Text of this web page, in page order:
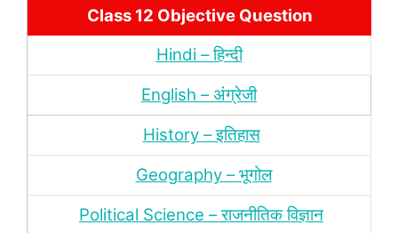
Class 12 Objective Question
Hindi – हिन्‍दी
English – अंग्रेजी
History – इतिहास
Geography – भूगोल
Political Science – राजनीतिक विज्ञान